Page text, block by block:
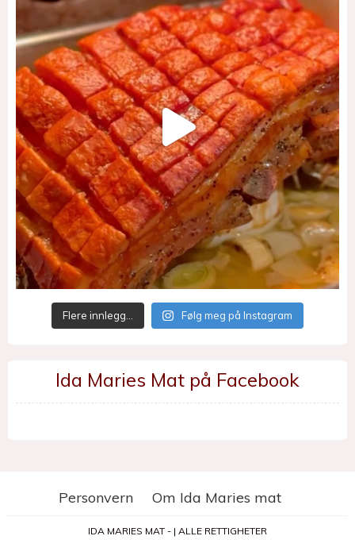
Flere innlegg… Følg meg på Instagram
Ida Maries Mat på Facebook
Personvern Om Ida Maries mat
IDA MARIES MAT - | ALLE RETTIGHETER